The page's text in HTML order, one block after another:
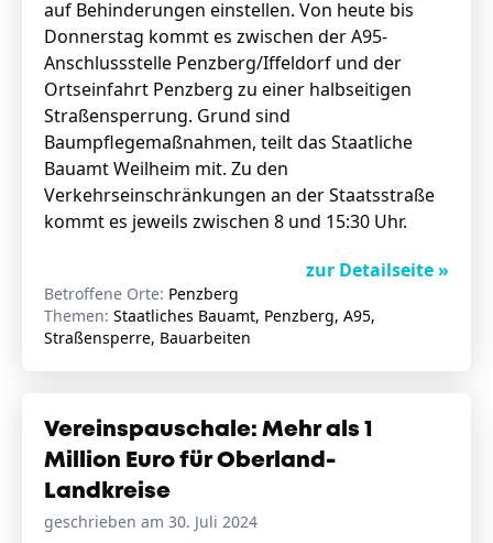
auf Behinderungen einstellen. Von heute bis
Donnerstag kommt es zwischen der A95-
Anschlussstelle Penzberg/Iffeldorf und der
Ortseinfahrt Penzberg zu einer halbseitigen
Straßensperrung. Grund sind
Baumpflegemaßnahmen, teilt das Staatliche
Bauamt Weilheim mit. Zu den
Verkehrseinschränkungen an der Staatsstraße
kommt es jeweils zwischen 8 und 15:30 Uhr.
zur Detailseite »
Betroffene Orte: Penzberg
Themen: Staatliches Bauamt, Penzberg, A95,
Straßensperre, Bauarbeiten
Vereinspauschale: Mehr als 1
Million Euro für Oberland-
Landkreise
geschrieben am 30. Juli 2024